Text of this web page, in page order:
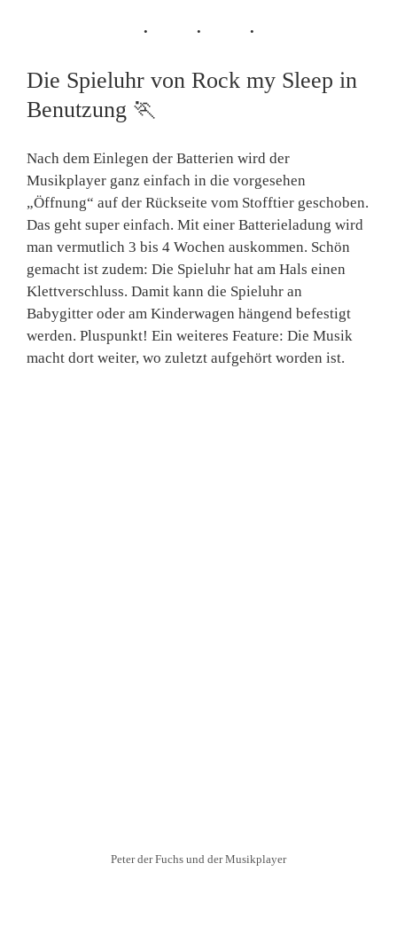
Die Spieluhr von Rock my Sleep in
Benutzung 🏃
Nach dem Einlegen der Batterien wird der
Musikplayer ganz einfach in die vorgesehen
„Öffnung“ auf der Rückseite vom Stofftier geschoben.
Das geht super einfach. Mit einer Batterieladung wird
man vermutlich 3 bis 4 Wochen auskommen. Schön
gemacht ist zudem: Die Spieluhr hat am Hals einen
Klettverschluss. Damit kann die Spieluhr an
Babygitter oder am Kinderwagen hängend befestigt
werden. Pluspunkt! Ein weiteres Feature: Die Musik
macht dort weiter, wo zuletzt aufgehört worden ist.
Peter der Fuchs und der Musikplayer